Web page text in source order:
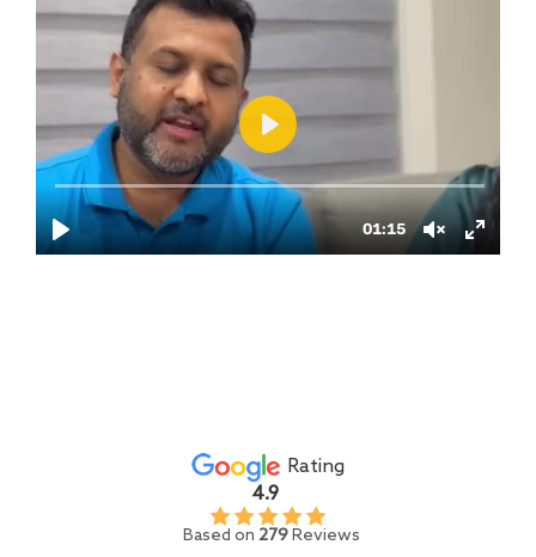
Rating
4.9
Based on 279Reviews